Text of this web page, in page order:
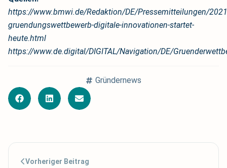
https://www.bmwi.de/Redaktion/DE/Pressemitteilungen/
gruendungswettbewerb-digitale-innovationen-startet-
heute.html
https://www.de.digital/DIGITAL/Navigation/DE/
Gründernews
Vorheriger Beitrag